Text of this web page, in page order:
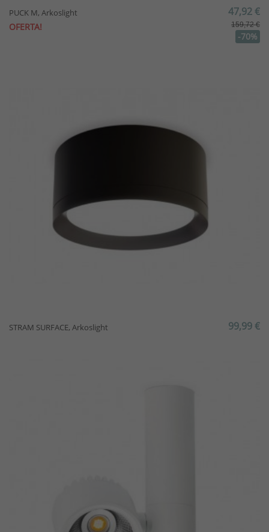
PUCK M, Arkoslight
OFERTA!
47,92 €
159,72 €
-70%
STRAM SURFACE, Arkoslight 99,99 €